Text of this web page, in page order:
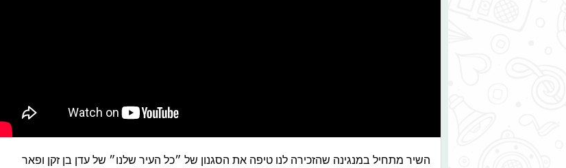
השיר מתחיל במנגינה שהזכירה לנו טיפה את הסגנון של ״כל העיר שלנו״ של עדן בן זקן ופאר